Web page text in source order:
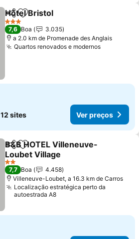
PartilharAdicionar aos favoritos
Hôtel Bristol
3 Estrelas
7,6 Boa
3.035
a 2.0 km de Promenade des Anglais
Quartos renovados e modernosVer
12 sites Ver preços
PartilharAdicionar aos favoritos
B&B HOTEL Villeneuve-
Loubet Village
Ver preços
2 Estrelas
7,7 Boa
4.458
Villeneuve-Loubet, a 16.3 km de Carros
Localização estratégica perto da
autoestrada A8